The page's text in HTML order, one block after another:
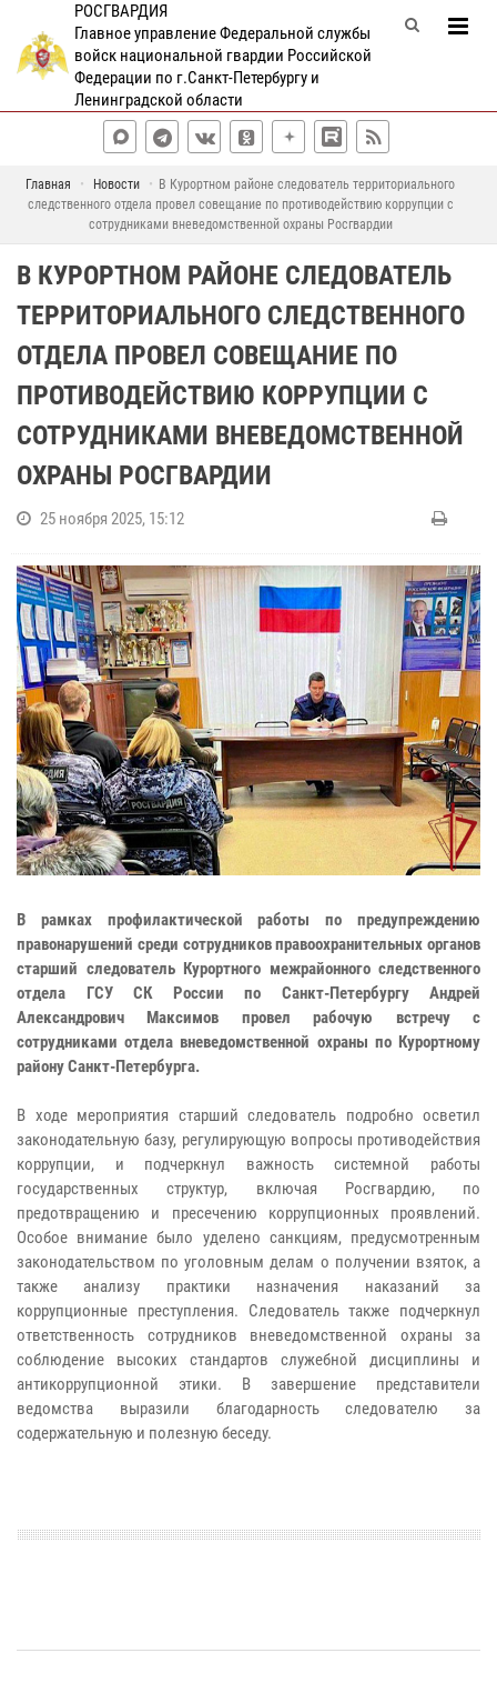
РОСГВАРДИЯ
Главное управление Федеральной службы
войск национальной гвардии Российской
Федерации по г.Санкт-Петербургу и
Ленинградской области
Главная Новости
В Курортном районе следователь территориального
следственного отдела провел совещание по противодействию коррупции с
сотрудниками вневедомственной охраны Росгвардии
В КУРОРТНОМ РАЙОНЕ СЛЕДОВАТЕЛЬ
ТЕРРИТОРИАЛЬНОГО СЛЕДСТВЕННОГО
ОТДЕЛА ПРОВЕЛ СОВЕЩАНИЕ ПО
ПРОТИВОДЕЙСТВИЮ КОРРУПЦИИ С
СОТРУДНИКАМИ ВНЕВЕДОМСТВЕННОЙ
ОХРАНЫ РОСГВАРДИИ
25 ноября 2025, 15:12
В рамках профилактической работы по предупреждению
правонарушений среди сотрудников правоохранительных органов
старший следователь Курортного межрайонного следственного
отдела ГСУ СК России по Санкт-Петербургу Андрей
Александрович Максимов провел рабочую встречу с
сотрудниками отдела вневедомственной охраны по Курортному
району Санкт-Петербурга.
В ходе мероприятия старший следователь подробно осветил
законодательную базу, регулирующую вопросы противодействия
коррупции, и подчеркнул важность системной работы
государственных структур, включая Росгвардию, по
предотвращению и пресечению коррупционных проявлений.
Особое внимание было уделено санкциям, предусмотренным
законодательством по уголовным делам о получении взяток, а
также анализу практики назначения наказаний за
коррупционные преступления. Следователь также подчеркнул
ответственность сотрудников вневедомственной охраны за
соблюдение высоких стандартов служебной дисциплины и
антикоррупционной этики. В завершение представители
ведомства выразили благодарность следователю за
содержательную и полезную беседу.